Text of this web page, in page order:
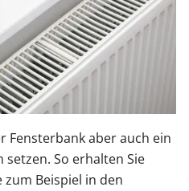
Fensterbank aber auch ein
So erhalten Sie
Beispiel in den